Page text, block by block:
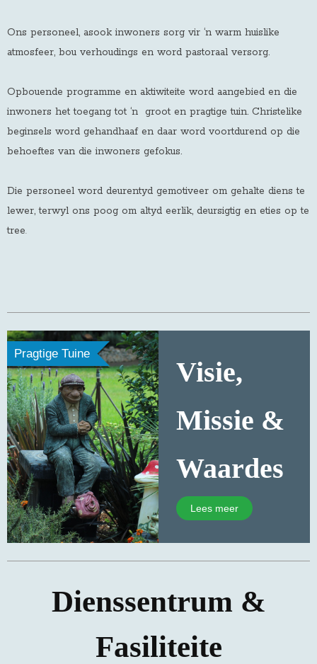
Ons personeel, asook inwoners sorg vir ‘n warm huislike
atmosfeer, bou verhoudings en word pastoraal versorg.
Opbouende programme en aktiwiteite word aangebied en die
inwoners het toegang tot ‘n groot en pragtige tuin. Christelike
beginsels word gehandhaaf en daar word voortdurend op die
behoeftes van die inwoners gefokus.
Die personeel word deurentyd gemotiveer om gehalte diens te
lewer, terwyl ons poog om altyd eerlik, deursigtig en eties op te
tree.
Pragtige Tuine
Visie,
Missie &
Waardes
Lees meer
Dienssentrum &
Fasiliteite